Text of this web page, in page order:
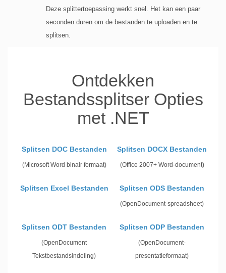
Deze splittertoepassing werkt snel. Het kan een paar
seconden duren om de bestanden te uploaden en te
splitsen.
Ontdekken
Bestandssplitser Opties
met .NET
Splitsen DOC Bestanden
(Microsoft Word binair formaat)
Splitsen DOCX Bestanden
(Office 2007+ Word-document)
Splitsen Excel Bestanden Splitsen ODS Bestanden
(OpenDocument-spreadsheet)
Splitsen ODT Bestanden
(OpenDocument
Tekstbestandsindeling)
Splitsen ODP Bestanden
(OpenDocument-
presentatieformaat)